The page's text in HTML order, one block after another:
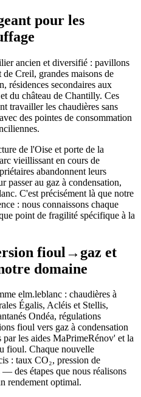
pour les
ancien et diversifié : pavillons
Creil, grandes maisons de
résidences secondaires aux
du château de Chantilly. Ces
travailler les chaudières sans
des pointes de consommation
de l'Oise et porte de la
vieillissant en cours de
abandonnent leurs
passer au gaz à condensation,
C'est précisément là que notre
: nous connaissons chaque
point de fragilité spécifique à la
fioul→gaz et
domaine
elm.leblanc : chaudières à
Égalis, Acléis et Stellis,
Ondéa, régulations
fioul vers gaz à condensation
les aides MaPrimeRénov' et la
fioul. Chaque nouvelle
: taux CO₂, pression de
des étapes que nous réalisons
rendement optimal.